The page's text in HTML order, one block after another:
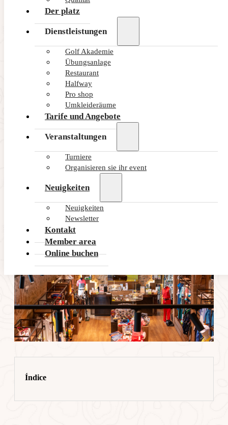
Der platz
Dienstleistungen
Golf Akademie
Übungsanlage
Restaurant
Halfway
Pro shop
Umkleideräume
Tarife und Angebote
Veranstaltungen
Turniere
Organisieren sie ihr event
Neuigkeiten
Neuigkeiten
Newsletter
Kontakt
Member area
Online buchen
Índice